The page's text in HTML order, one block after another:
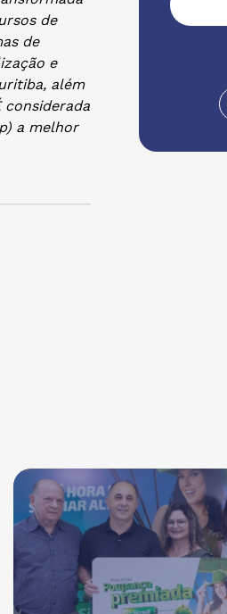
de
de
e
além
considerada
a melhor